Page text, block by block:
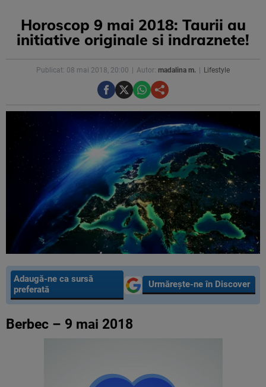
Horoscop 9 mai 2018: Taurii au
initiative originale si indraznete!
Publicat: 08 mai 2018, 20:00 Autor: madalina m. Lifestyle
Adaugă-ne ca sursă
preferată
Urmărește-ne în Discover
Berbec – 9 mai 2018